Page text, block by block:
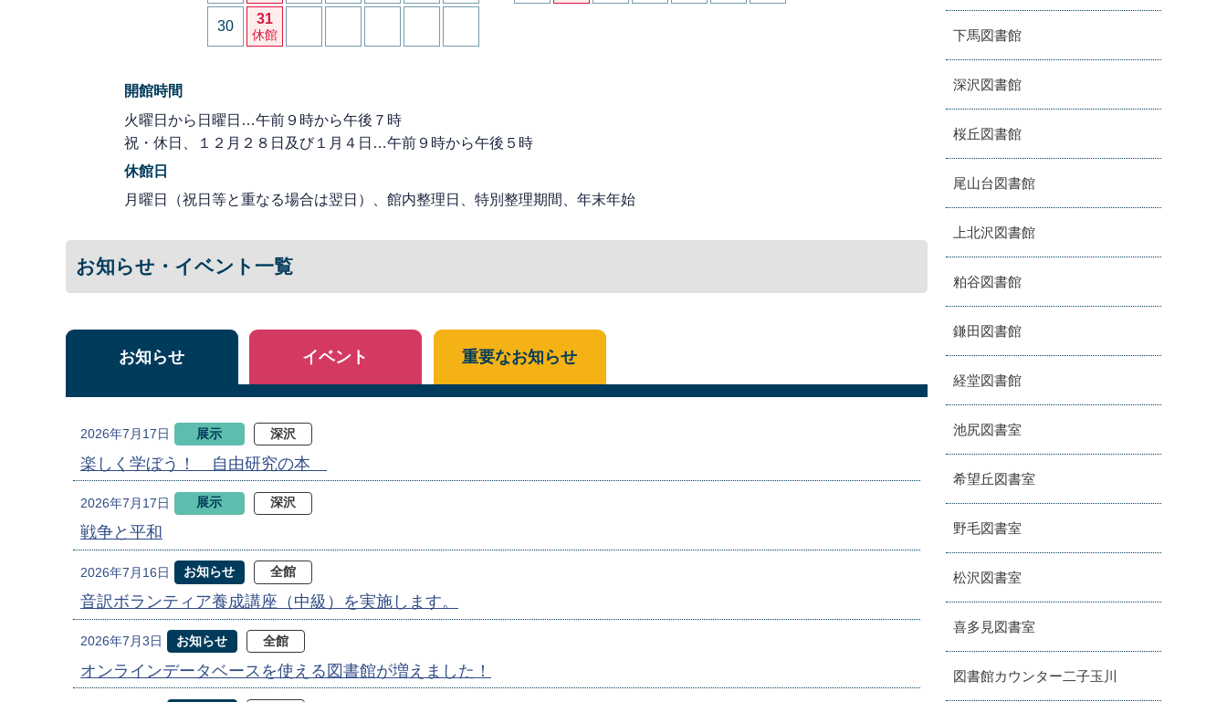
30 31
休館
開館時間
火曜日から日曜日…午前９時から午後７時
祝・休日、１２月２８日及び１月４日…午前９時から午後５時
休館日
月曜日（祝日等と重なる場合は翌日）、館内整理日、特別整理期間、年末年始
お知らせ・イベント一覧
お知らせ
2026年7月17日 展示 深沢
楽しく学ぼう！ 自由研究の本
2026年7月17日 展示 深沢
戦争と平和
2026年7月16日 お知らせ 全館
音訳ボランティア養成講座（中級）を実施します。
2026年7月3日 お知らせ 全館
オンラインデータベースを使える図書館が増えました！
イベント 重要なお知らせ
下馬図書館
深沢図書館
桜丘図書館
尾山台図書館
上北沢図書館
粕谷図書館
鎌田図書館
経堂図書館
池尻図書室
希望丘図書室
野毛図書室
松沢図書室
喜多見図書室
図書館カウンター二子玉川